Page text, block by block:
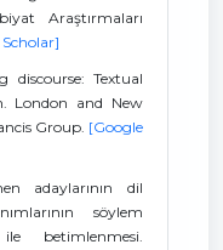
Araştırmaları
discourse: Textual
London and New
Group. [Google
adaylarının dil
söylem
betimlenmesi.